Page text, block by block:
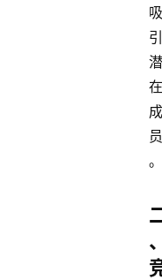
吸
引
潜
在
成
员
。